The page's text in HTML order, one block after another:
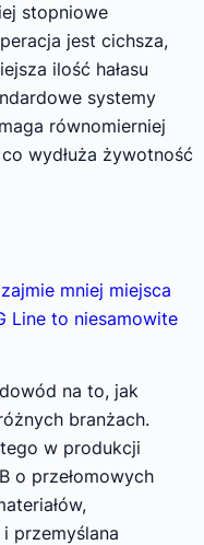
stopniowe
jest cichsza,
ilość hałasu
systemy
równomierniej
wydłuża żywotność
mniej miejsca
Line to niesamowite
na to, jak
branżach.
w produkcji
o przełomowych
przemyślana